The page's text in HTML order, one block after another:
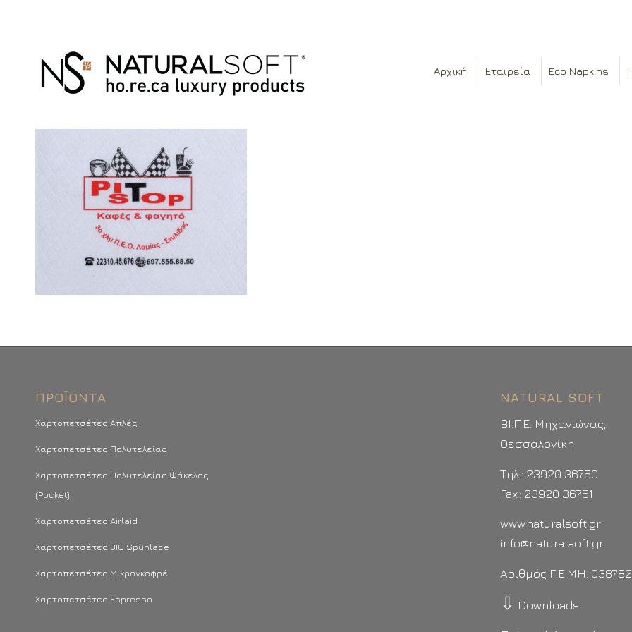
Αρχική Εταιρεία Eco Napkins
ΠΡΟΪΌΝΤΑ
Χαρτοπετσέτες Απλές
Χαρτοπετσέτες Πολυτελείας
Χαρτοπετσέτες Πολυτελείας Φάκελος
(Pocket)
Χαρτοπετσέτες Airlaid
Χαρτοπετσέτες BIO Spunlace
Χαρτοπετσέτες Μικρογκοφρέ
Χαρτοπετσέτες Espresso
NATURAL SOFT
ΒΙ.ΠΕ. Μηχανιώνας,
Θεσσαλονίκη
Τηλ.: 23920 36750
Fax.: 23920 36751
www.naturalsoft.gr
info@naturalsoft.gr
Αριθμός Γ.Ε.ΜΗ:
⇩ Downloads